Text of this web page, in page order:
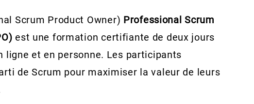
Scrum Product Owner) Professional Scrum
est une formation certifiante de deux jours
ligne et en personne. Les participants
de Scrum pour maximiser la valeur de leurs